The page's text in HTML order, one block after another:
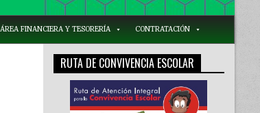
ÁREA FINANCIERA Y TESORERÍA CONTRATACIÓN
RUTA DE CONVIVENCIA ESCOLAR